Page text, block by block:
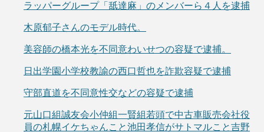
ラッパーグループ「舐達麻」のメンバーら４人を逮捕
木原郁子さんのモデル時代。
美容師の橋本光を不同意わいせつの容疑で逮捕。
日出学園小学校教諭の西口哲也を詐欺容疑で逮捕
守部直道を不同意性交などの容疑で逮捕
元山口組誠友会小仲組一賢組若頭で中古車販売会社役
員の札幌イケちゃんこと池田孝信がサトマルこと吉野